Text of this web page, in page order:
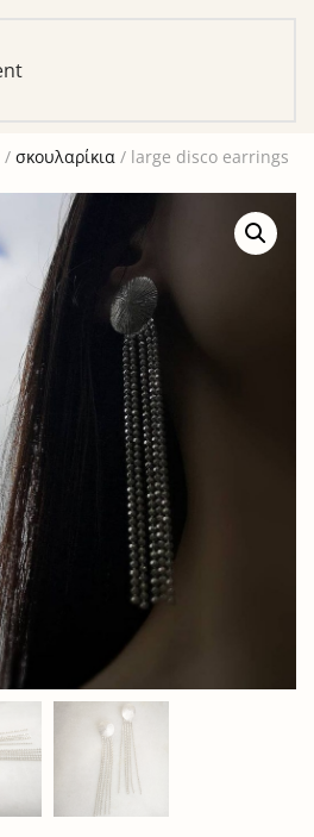
δε θα ολοκληρωθεί.
/ σκουλαρίκια / large disco earrings